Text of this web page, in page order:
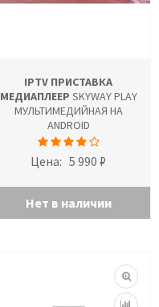
IPTV ПРИСТАВКА
МЕДИАПЛЕЕР SKYWAY PLAY
МУЛЬТИМЕДИЙНАЯ НА
ANDROID
Цена: 5 990 ₽
Нет в наличии